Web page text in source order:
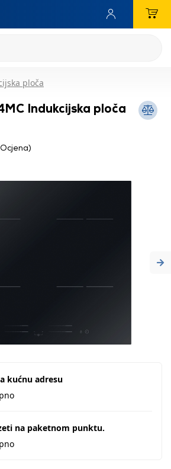
ploča
Indukcijska ploča
kućnu adresu
na paketnom punktu.